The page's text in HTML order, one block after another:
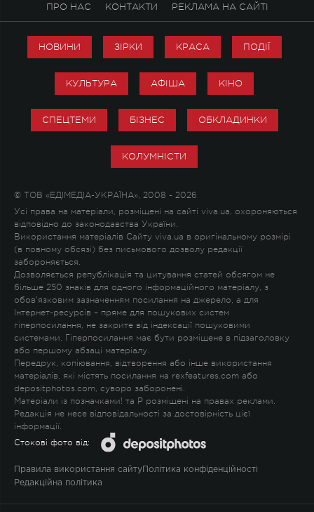
ПРО НАС КОНТАКТИ РЕКЛАМА НА САЙТІ
НОВИНИ ЗІРКИ КРАСА ПОДІЇ
КУЛЬТУРА АФІША КІНО
СПЕЦТЕМИ БІЗНЕС ОБКЛАДИНКИ
КОЛУМНІСТИ
© ТОВ «ЕДІМЕДІА-УКРАЇНА», 2008 - 2026
Усі права на матеріали, розміщені на сайті viva.ua, охороняються
відповідно до законодавства України.
Використання матеріалів Сайту viva.ua в оригінальному розмірі
(в повному обсязі) без письмового дозволу редакції
забороняється.
Дозволяється републікація та цитування статей обсягом не
більше 250 знаків для одного інформаційного матеріалу, з
обов'язковим зазначенням посилання на джерело, а для
Інтернет-ресурсів – пряме для пошукових систем
гіперпосилання, не закрите від індексації пошуковими
системами. Гіперпосилання має бути розміщене в підзаголовку
або першому абзаці матеріалу.
Передрук, копіювання, відтворення або інше використання
матеріалів, які містять посилання на rexfeatures.com або
depositphotos.com, суворо заборонені.
Матеріали із позначками! та P розміщені на правах реклами.
Редакція не несе відповідальності за достовірність цієї
інформації.
Стокові фото від:
Правила використання сайту Політика конфіденційності
Редакційна політика